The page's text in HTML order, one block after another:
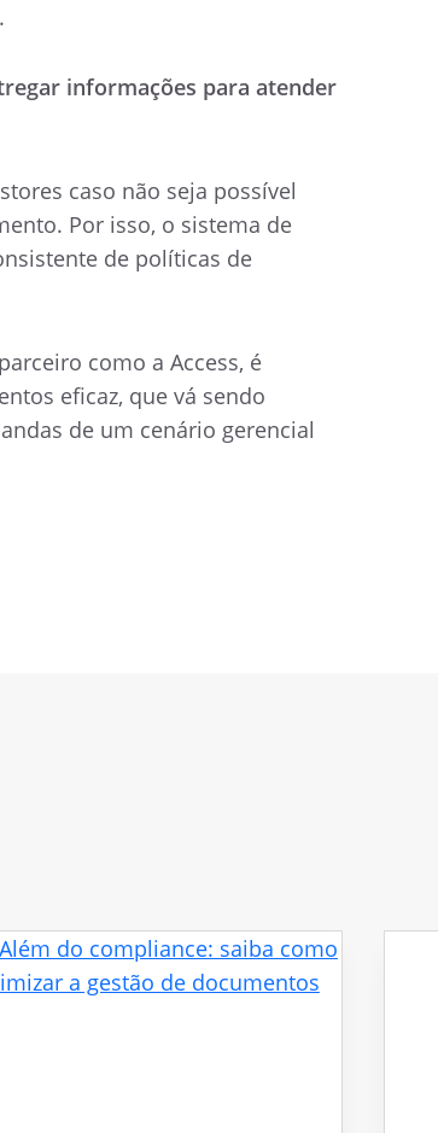
informações para atender
caso não seja possível
Por isso, o sistema de
de políticas de
como a Access, é
eficaz, que vá sendo
de um cenário gerencial